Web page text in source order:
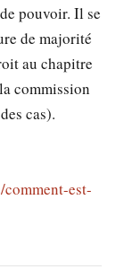
pouvoir. Il se
de majorité
au chapitre
commission
cas).
est-